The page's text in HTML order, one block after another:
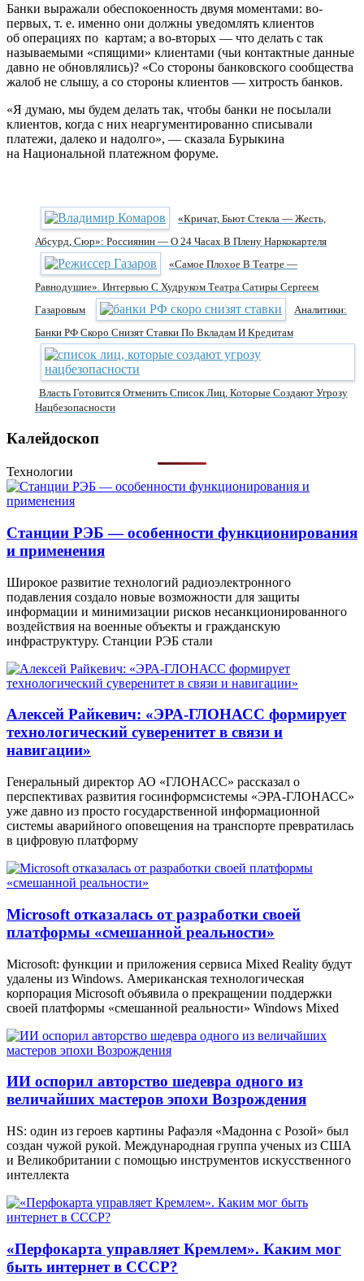
Банки выражали обеспокоенность двумя моментами: во-
первых, т. е. именно они должны уведомлять клиентов
об операциях по картам; а во-вторых — что делать с так
называемыми «спящими» клиентами (чьи контактные данные
давно не обновлялись)? «Со стороны банковского сообщества
жалоб не слышу, а со стороны клиентов — хитрость банков.
«Я думаю, мы будем делать так, чтобы банки не посылали
клиентов, когда с них неаргументированно списывали
платежи, далеко и надолго», — сказала Бурыкина
на Национальной платежном форуме.
«Кричат, Бьют Стекла — Жесть,
Абсурд, Сюр»: Россиянин — О 24 Часах В Плену Наркокартеля
«Самое Плохое В Театре —
Равнодушие». Интервью С Худруком Театра Сатиры Сергеем
Газаровым
Аналитики:
Банки РФ Скоро Снизят Ставки По Вкладам И Кредитам
Власть Готовится Отменить Список Лиц, Которые Создают Угрозу
Нацбезопасности
Калейдоскоп
Технологии
Станции РЭБ — особенности функционирования
и применения
Широкое развитие технологий радиоэлектронного
подавления создало новые возможности для защиты
информации и минимизации рисков несанкционированного
воздействия на военные объекты и гражданскую
инфраструктуру. Станции РЭБ стали
Алексей Райкевич: «ЭРА-ГЛОНАСС формирует
технологический суверенитет в связи и
навигации»
Генеральный директор АО «ГЛОНАСС» рассказал о
перспективах развития госинформсистемы «ЭРА-ГЛОНАСС»
уже давно из просто государственной информационной
системы аварийного оповещения на транспорте превратилась
в цифровую платформу
Microsoft отказалась от разработки своей
платформы «смешанной реальности»
Microsoft: функции и приложения сервиса Mixed Reality будут
удалены из Windows. Американская технологическая
корпорация Microsoft объявила о прекращении поддержки
своей платформы «смешанной реальности» Windows Mixed
ИИ оспорил авторство шедевра одного из
величайших мастеров эпохи Возрождения
HS: один из героев картины Рафаэля «Мадонна с Розой» был
создан чужой рукой. Международная группа ученых из США
и Великобритании с помощью инструментов искусственного
интеллекта
«Перфокарта управляет Кремлем». Каким мог
быть интернет в СССР?